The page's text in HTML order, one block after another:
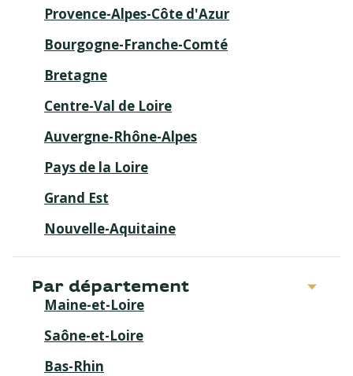
Provence-Alpes-Côte d'Azur
Bourgogne-Franche-Comté
Bretagne
Centre-Val de Loire
Auvergne-Rhône-Alpes
Pays de la Loire
Grand Est
Nouvelle-Aquitaine
Par département
Maine-et-Loire
Saône-et-Loire
Bas-Rhin